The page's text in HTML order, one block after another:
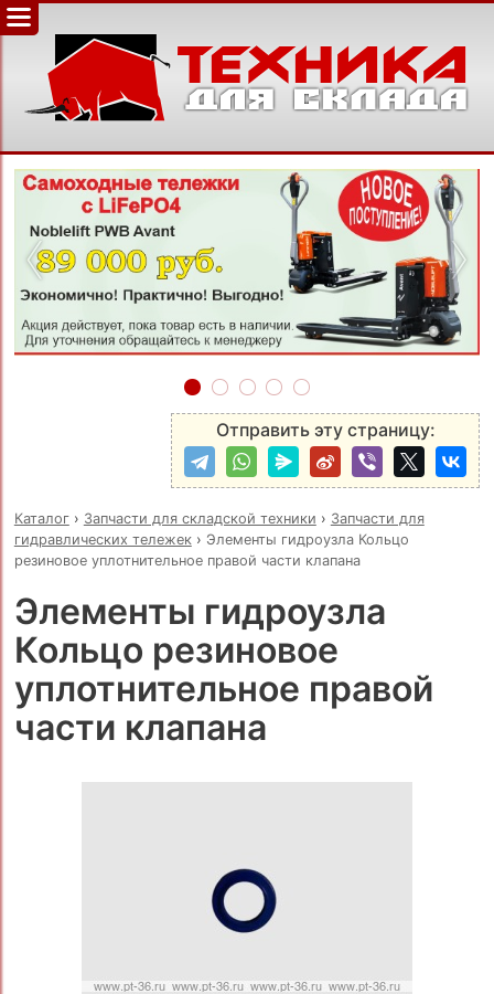
‹ ›
Отправить эту страницу:
Каталог› Запчасти для складской техники › Запчасти для
гидравлических тележек› Элементы гидроузла Кольцо
резиновое уплотнительное правой части клапана
Элементы гидроузла
Кольцо резиновое
уплотнительное правой
части клапана